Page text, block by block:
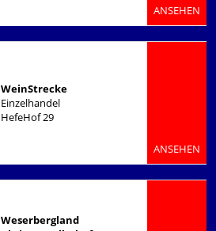
ANSEHEN
WeinStrecke
Einzelhandel
HefeHof 29
ANSEHEN
Weserbergland